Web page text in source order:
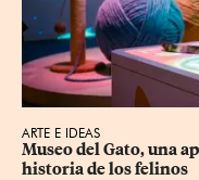
ARTE E IDEAS
Museo del Gato, una
historia de los felinos